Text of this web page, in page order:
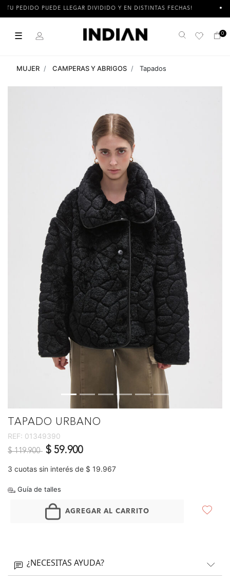
PEDIDO PUEDE LLEGAR DIVIDIDO Y EN DISTINTAS FECHAS! 3
☰ Buscar 0
MUJER CAMPERAS Y ABRIGOS Tapados
TAPADO URBANO
REF: 01349390
Precio reducido de
$ 119.900 a$ 59.900
3 cuotas sin interés de $ 19.967
Guía de talles
AGREGAR AL CARRITO
¿NECESITAS AYUDA?